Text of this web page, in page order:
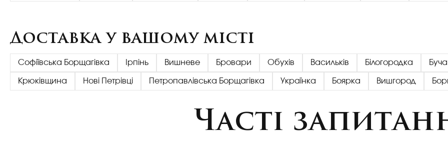
Доставка у вашому місті
Софіївська Борщагівка Ірпінь Вишневе Бровари Обухів Васильків Білогородка Буча
Крюківщина Нові Петрівці Петропавлівська Борщагівка Українка Боярка Вишгород
Часті